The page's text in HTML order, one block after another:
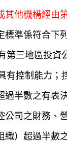
他機構經由
準係符合下
第三地區投資
有控制能力；
半數之有表
司之財務、
織）超過半數